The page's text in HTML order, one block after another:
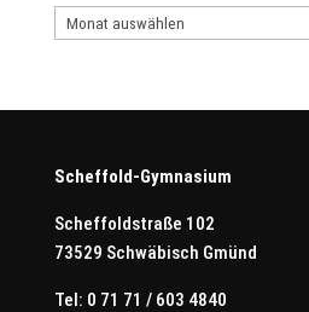
Archiv
Scheffold-Gymnasium
Scheffoldstraße 102
73529 Schwäbisch Gmünd
Tel: 0 71 71 / 603 4840